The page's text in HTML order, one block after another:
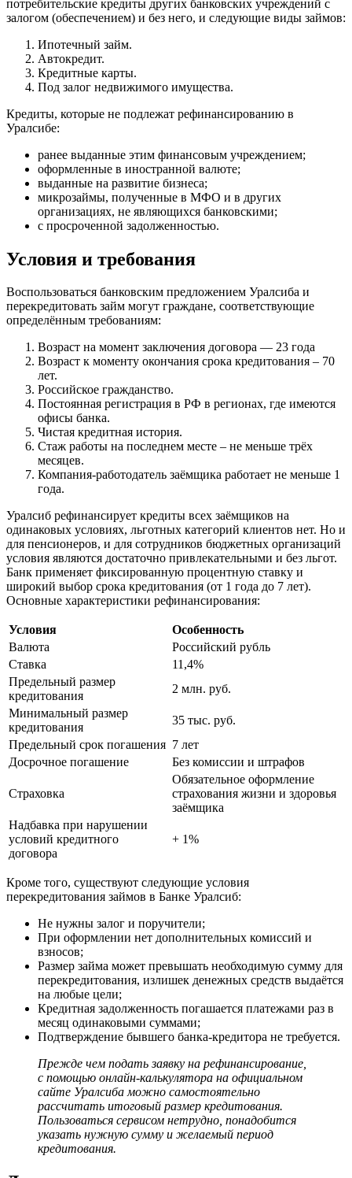
потребительские кредиты других банковских учреждений с
залогом (обеспечением) и без него, и следующие виды займов:
Ипотечный займ.
Автокредит.
Кредитные карты.
Под залог недвижимого имущества.
Кредиты, которые не подлежат рефинансированию в
Уралсибе:
ранее выданные этим финансовым учреждением;
оформленные в иностранной валюте;
выданные на развитие бизнеса;
микрозаймы, полученные в МФО и в других
организациях, не являющихся банковскими;
с просроченной задолженностью.
Условия и требования
Воспользоваться банковским предложением Уралсиба и
перекредитовать займ могут граждане, соответствующие
определённым требованиям:
Возраст на момент заключения договора — 23 года
Возраст к моменту окончания срока кредитования – 70
лет.
Российское гражданство.
Постоянная регистрация в РФ в регионах, где имеются
офисы банка.
Чистая кредитная история.
Стаж работы на последнем месте – не меньше трёх
месяцев.
Компания-работодатель заёмщика работает не меньше 1
года.
Уралсиб рефинансирует кредиты всех заёмщиков на
одинаковых условиях, льготных категорий клиентов нет. Но и
для пенсионеров, и для сотрудников бюджетных организаций
условия являются достаточно привлекательными и без льгот.
Банк применяет фиксированную процентную ставку и
широкий выбор срока кредитования (от 1 года до 7 лет).
Основные характеристики рефинансирования:
Условия
Особенность
Валюта
Российский рубль
Ставка
11,4%
Предельный размер
кредитования
2 млн. руб.
Минимальный размер
кредитования
35 тыс. руб.
Предельный срок погашения 7 лет
Досрочное погашение
Без комиссии и штрафов
Страховка
Обязательное оформление
страхования жизни и здоровья
заёмщика
Надбавка при нарушении
условий кредитного
договора
+ 1%
Кроме того, существуют следующие условия
перекредитования займов в Банке Уралсиб:
Не нужны залог и поручители;
При оформлении нет дополнительных комиссий и
взносов;
Размер займа может превышать необходимую сумму для
перекредитования, излишек денежных средств выдаётся
на любые цели;
Кредитная задолженность погашается платежами раз в
месяц одинаковыми суммами;
Подтверждение бывшего банка-кредитора не требуется.
Прежде чем подать заявку на рефинансирование,
с помощью онлайн-калькулятора на официальном
сайте Уралсиба можно самостоятельно
рассчитать итоговый размер кредитования.
Пользоваться сервисом нетрудно, понадобится
указать нужную сумму и желаемый период
кредитования.